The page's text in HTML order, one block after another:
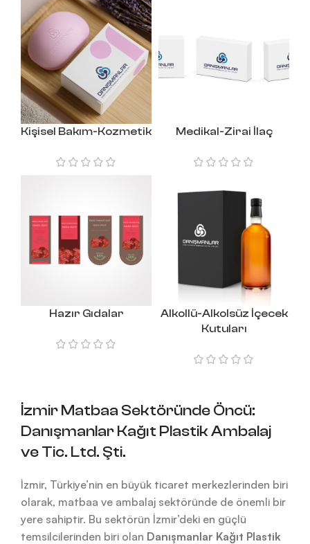
Kişisel Bakım-Kozmetik Medikal-Zirai İlaç
Hazır Gıdalar
Alkollü-Alkolsüz İçecek
Kutuları
İzmir Matbaa Sektöründe Öncü:
Danışmanlar Kağıt Plastik Ambalaj
ve Tic. Ltd. Şti.
İzmir, Türkiye’nin en büyük ticaret merkezlerinden biri
olarak, matbaa ve ambalaj sektöründe de önemli bir
yere sahiptir. Bu sektörün İzmir’deki en güçlü
temsilcilerinden biri olan Danışmanlar Kağıt Plastik